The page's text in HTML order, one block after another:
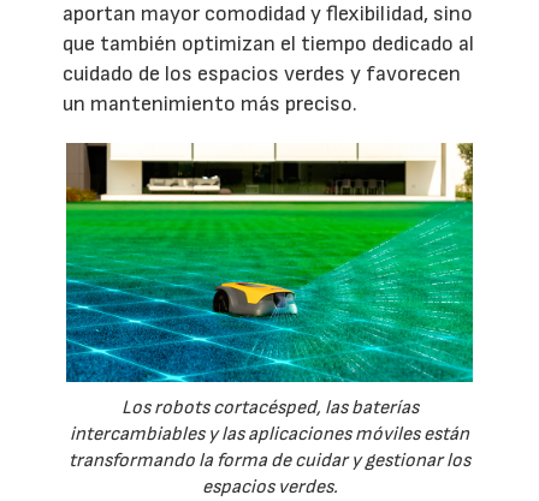
aportan mayor comodidad y flexibilidad, sino
que también optimizan el tiempo dedicado al
cuidado de los espacios verdes y favorecen
un mantenimiento más preciso.
Los robots cortacésped, las baterías
intercambiables y las aplicaciones móviles están
transformando la forma de cuidar y gestionar los
espacios verdes.